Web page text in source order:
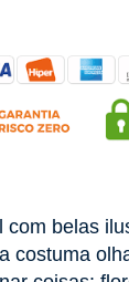
com belas
costuma